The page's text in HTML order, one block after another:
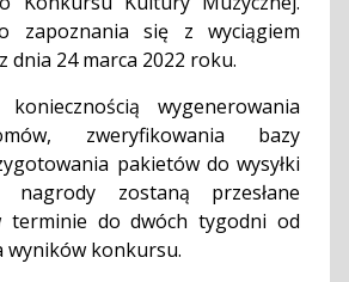
zapoznania się z wyciągiem
dnia 24 marca 2022 roku.
wygenerowania
zweryfikowania bazy
pakietów do wysyłki
zostaną przesłane
terminie do dwóch tygodni od
wyników konkursu.